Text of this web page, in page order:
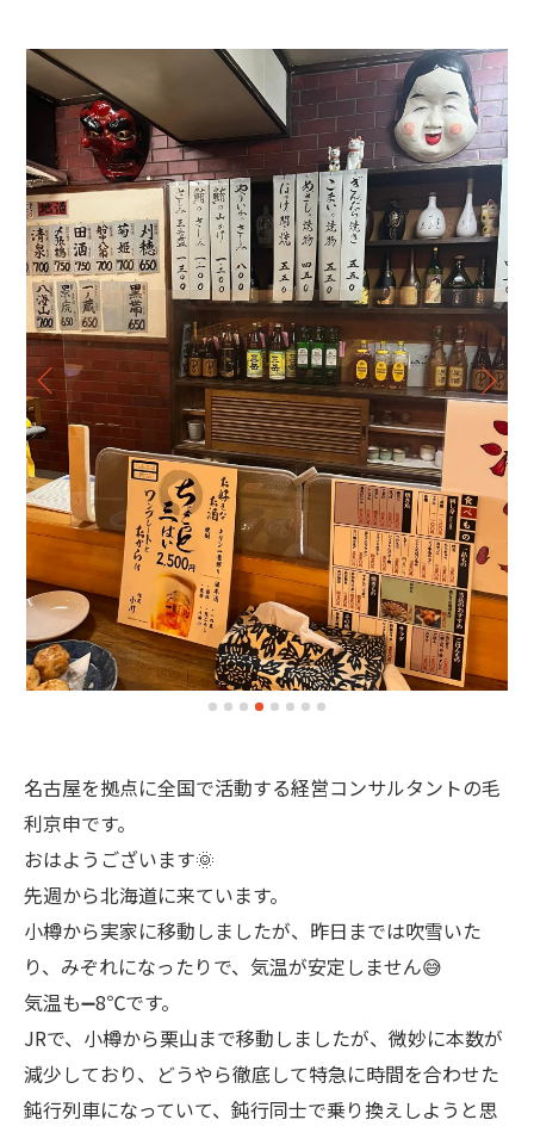
名古屋を拠点に全国で活動する経営コンサルタントの毛
利京申です。
おはようございます🌞
先週から北海道に来ています。
小樽から実家に移動しましたが、昨日までは吹雪いた
り、みぞれになったりで、気温が安定しません😅
気温も➖8℃です。
JRで、小樽から栗山まで移動しましたが、微妙に本数が
減少しており、どうやら徹底して特急に時間を合わせた
鈍行列車になっていて、鈍行同士で乗り換えしようと思